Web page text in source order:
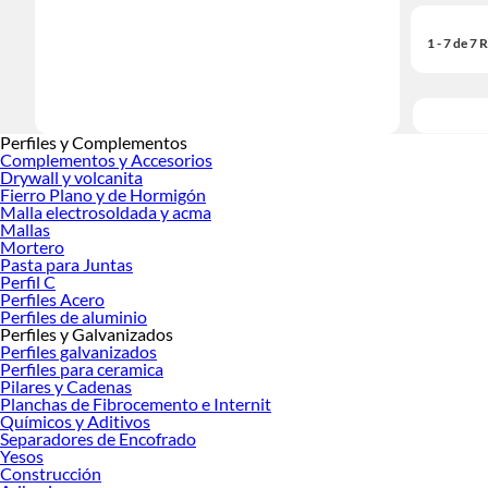
1 - 7 de 7
Perfiles y Complementos
Complementos y Accesorios
Drywall y volcanita
Fierro Plano y de Hormigón
Malla electrosoldada y acma
Mallas
Mortero
Pasta para Juntas
Perfil C
Perfiles Acero
Perfiles de aluminio
Perfiles y Galvanizados
Perfiles galvanizados
Perfiles para ceramica
Pilares y Cadenas
Planchas de Fibrocemento e Internit
Químicos y Aditivos
Separadores de Encofrado
Yesos
Construcción